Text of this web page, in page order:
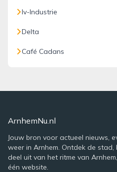
Iv-Industrie
Delta
Café Cadans
ArnhemNu.nl
Jouw bron voor actueel nieuws,
weer in Arnhem. Ontdek de
deel uit van het ritme van
één website.